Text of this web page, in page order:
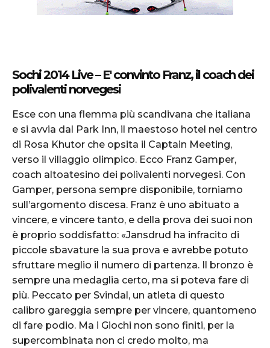
Sochi 2014 Live – E' convinto Franz, il coach dei
polivalenti norvegesi
Esce con una flemma più scandivana che italiana
e si avvia dal Park Inn, il maestoso hotel nel centro
di Rosa Khutor che opsita il Captain Meeting,
verso il villaggio olimpico. Ecco Franz Gamper,
coach altoatesino dei polivalenti norvegesi. Con
Gamper, persona sempre disponibile, torniamo
sull’argomento discesa. Franz è uno abituato a
vincere, e vincere tanto, e della prova dei suoi non
è proprio soddisfatto: «Jansdrud ha infracito di
piccole sbavature la sua prova e avrebbe potuto
sfruttare meglio il numero di partenza. Il bronzo è
sempre una medaglia certo, ma si poteva fare di
più. Peccato per Svindal, un atleta di questo
calibro gareggia sempre per vincere, quantomeno
di fare podio. Ma i Giochi non sono finiti, per la
supercombinata non ci credo molto, ma